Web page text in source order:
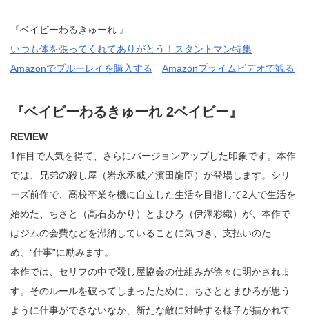
『ベイビーわるきゅーれ 』
いつも体を張ってくれてありがとう！スタントマン特集
Amazonでブルーレイを購入する
Amazonプライムビデオで観る
『ベイビーわるきゅーれ 2ベイビー』
REVIEW
1作目で人気を得て、さらにバージョンアップした印象です。本作
では、兄弟の殺し屋（岩永丞威／濱田龍臣）が登場します。シリ
ーズ前作で、高校卒業を機に自立した生活を目指して2人で生活を
始めた、ちさと（髙石あかり）とまひろ（伊澤彩織）が、本作で
はジムの会費などを滞納していることに気づき、支払いのた
め、“仕事”に励みます。
本作では、セリフの中で殺し屋協会の仕組みが徐々に明かされま
す。そのルールを破ってしまったために、ちさととまひろが思う
ように仕事ができないなか、新たな敵に対峙する様子が描かれて